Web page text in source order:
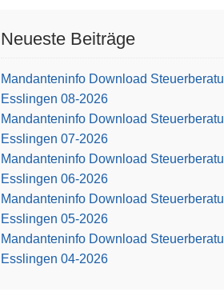
Neueste Beiträge
Mandanteninfo Download
Esslingen 08-2026
Mandanteninfo Download
Esslingen 07-2026
Mandanteninfo Download
Esslingen 06-2026
Mandanteninfo Download
Esslingen 05-2026
Mandanteninfo Download
Esslingen 04-2026